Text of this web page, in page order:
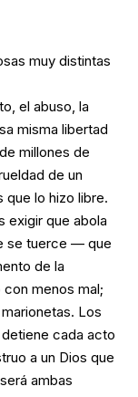
muy distintas
el abuso, la
misma libertad
millones de
de un
que lo hizo libre.
exigir que abola
se tuerce — que
de la
con menos mal;
Los
cada acto
a un Dios que
ambas